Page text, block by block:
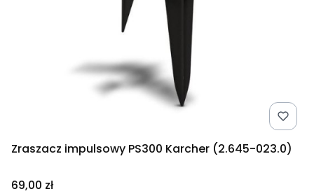
Zraszacz impulsowy PS300 Karcher (2.645-023.0)
Cena
69,00 zł